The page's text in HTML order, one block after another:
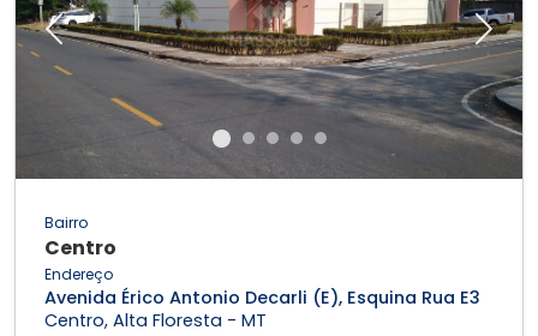
Previous Next
Bairro
Centro
Endereço
Avenida Érico Antonio Decarli (E), Esquina Rua E3
Centro, Alta Floresta - MT